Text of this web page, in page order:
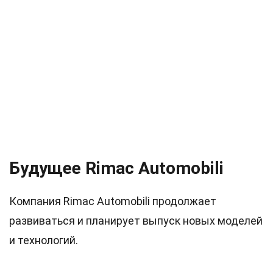
Будущее Rimac Automobili
Компания Rimac Automobili продолжает
развиваться и планирует выпуск новых моделей
и технологий.